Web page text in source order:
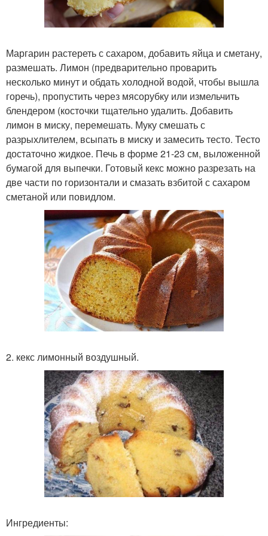
Маргарин растереть с сахаром, добавить яйца и сметану,
размешать. Лимон (предварительно проварить
несколько минут и обдать холодной водой, чтобы вышла
горечь), пропустить через мясорубку или измельчить
блендером (косточки тщательно удалить. Добавить
лимон в миску, перемешать. Муку смешать с
разрыхлителем, всыпать в миску и замесить тесто. Тесто
достаточно жидкое. Печь в форме 21-23 см, выложенной
бумагой для выпечки. Готовый кекс можно разрезать на
две части по горизонтали и смазать взбитой с сахаром
сметаной или повидлом.
2. кекс лимонный воздушный.
Ингредиенты: